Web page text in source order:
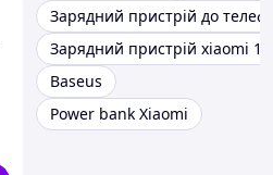
Зарядний пристрій до
Зарядний пристрій xiaomi
Baseus
Power bank Xiaomi